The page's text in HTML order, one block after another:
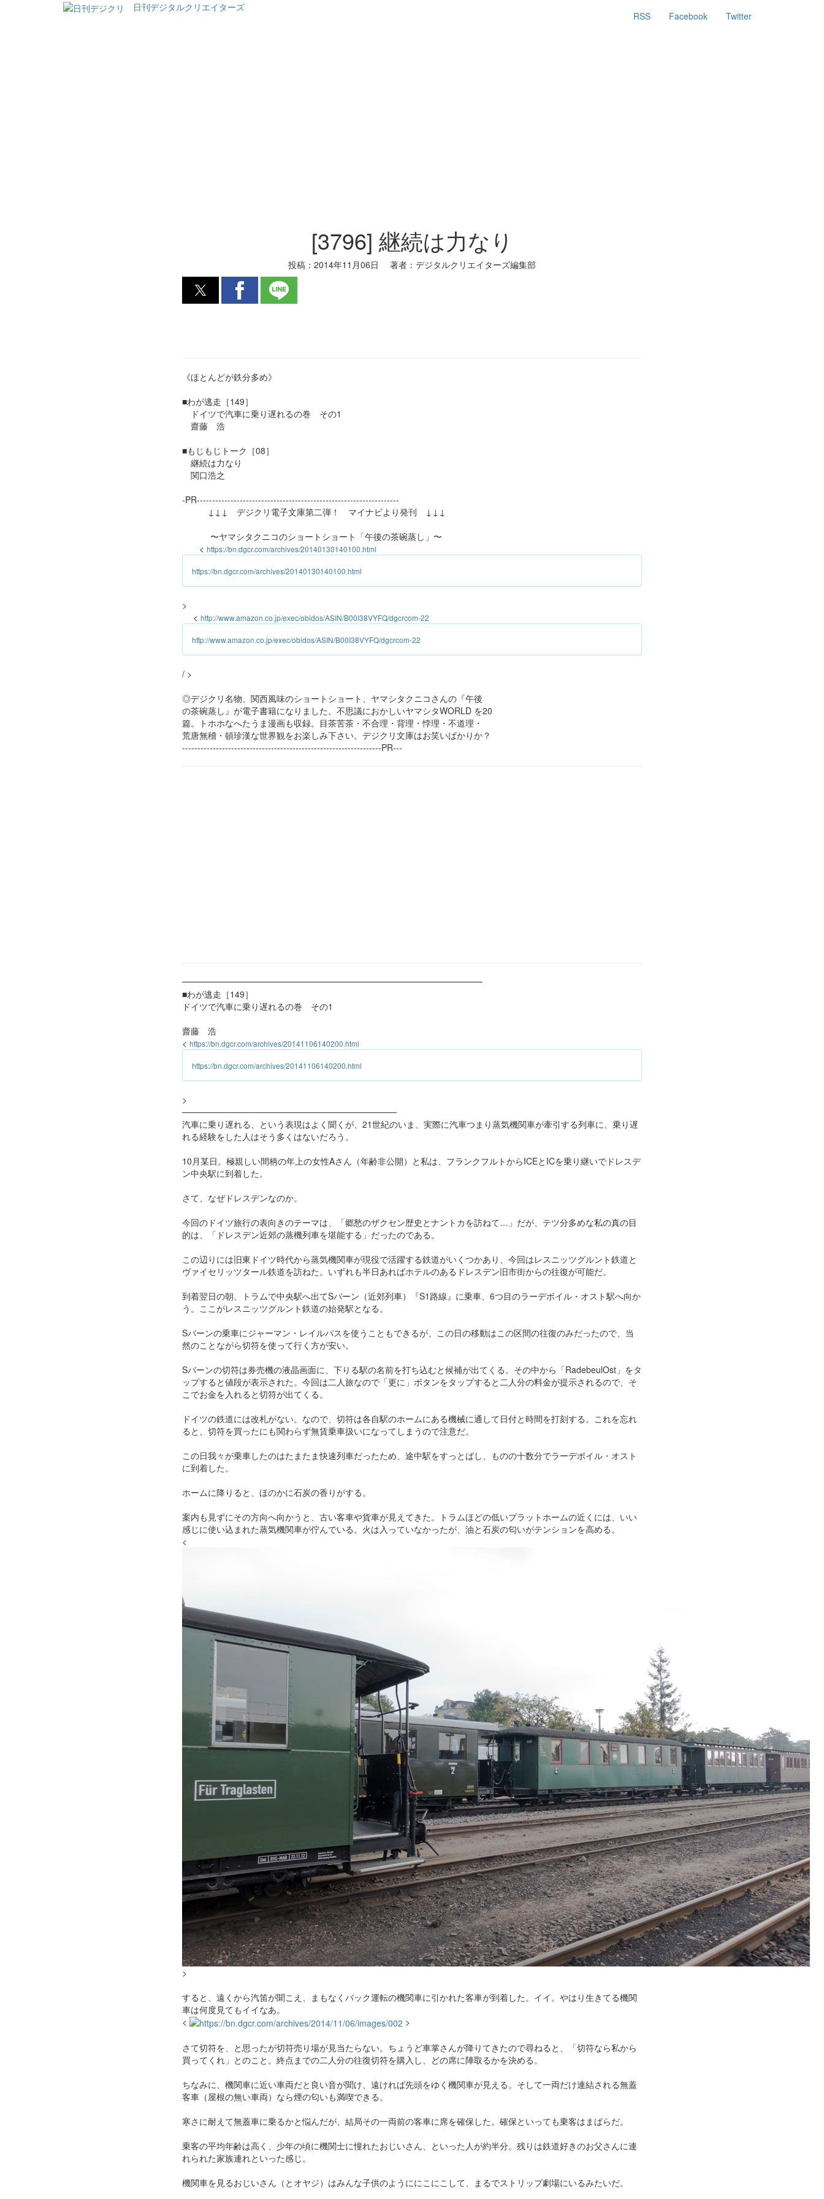
日刊デジタルクリエイターズ
RSS Facebook Twitter
[3796] 継続は力なり
投稿： 2014年11月06日 著者： デジタルクリエイターズ編集部
《ほとんどが鉄分多め》
■わが逃走［149］
ドイツで汽車に乗り遅れるの巻 その1
齋藤 浩
■もじもじトーク［08］
継続は力なり
関口浩之
-PR------------------------------------------------------------------
↓↓↓ デジクリ電子文庫第二弾！ マイナビより発刊 ↓↓↓
〜ヤマシタクニコのショートショート「午後の茶碗蒸し」〜
< https://bn.dgcr.com/archives/20140130140100.html
https://bn.dgcr.com/archives/20140130140100.html
>
< http://www.amazon.co.jp/exec/obidos/ASIN/B00I38VYFQ/dgcrcom-22
http://www.amazon.co.jp/exec/obidos/ASIN/B00I38VYFQ/dgcrcom-22
/ >
◎デジクリ名物、関西風味のショートショート、ヤマシタクニコさんの『午後
の茶碗蒸し』が電子書籍になりました。不思議におかしいヤマシタWORLD を20
篇。トホホなへたうま漫画も収録。目茶苦茶・不合理・背理・悖理・不道理・
荒唐無稽・頓珍漢な世界観をお楽しみ下さい。デジクリ文庫はお笑いばかりか？
-----------------------------------------------------------------PR---
━━━━━━━━━━━━━━━━━━━━━━━━━━━━━━━━━━━
■わが逃走［149］
ドイツで汽車に乗り遅れるの巻 その1
齋藤 浩
< https://bn.dgcr.com/archives/20141106140200.html
https://bn.dgcr.com/archives/20141106140200.html
>
───────────────────────────────────
汽車に乗り遅れる、という表現はよく聞くが、21世紀のいま、実際に汽車つまり蒸気機関車が牽引する列車に、乗り遅
れる経験をした人はそう多くはないだろう。
10月某日。極親しい間柄の年上の女性Aさん（年齢非公開）と私は、フランクフルトからICEとICを乗り継いでドレスデ
ン中央駅に到着した。
さて、なぜドレスデンなのか。
今回のドイツ旅行の表向きのテーマは、「郷愁のザクセン歴史とナントカを訪ねて…」だが、テツ分多めな私の真の目
的は、「ドレスデン近郊の蒸機列車を堪能する」だったのである。
この辺りには旧東ドイツ時代から蒸気機関車が現役で活躍する鉄道がいくつかあり、今回はレスニッツグルント鉄道と
ヴァイセリッツタール鉄道を訪ねた。いずれも半日あればホテルのあるドレスデン旧市街からの往復が可能だ。
到着翌日の朝、トラムで中央駅へ出てSバーン（近郊列車）『S1路線』に乗車、6つ目のラーデボイル・オスト駅へ向か
う。ここがレスニッツグルント鉄道の始発駅となる。
Sバーンの乗車にジャーマン・レイルパスを使うこともできるが、この日の移動はこの区間の往復のみだったので、当
然のことながら切符を使って行く方が安い。
Sバーンの切符は券売機の液晶画面に、下りる駅の名前を打ち込むと候補が出てくる。その中から「RadebeulOst」をタ
ップすると値段が表示された。今回は二人旅なので「更に」ボタンをタップすると二人分の料金が提示されるので、そ
こでお金を入れると切符が出てくる。
ドイツの鉄道には改札がない。なので、切符は各自駅のホームにある機械に通して日付と時間を打刻する。これを忘れ
ると、切符を買ったにも関わらず無賃乗車扱いになってしまうので注意だ。
この日我々が乗車したのはたまたま快速列車だったため、途中駅をすっとばし、ものの十数分でラーデボイル・オスト
に到着した。
ホームに降りると、ほのかに石炭の香りがする。
案内も見ずにその方向へ向かうと、古い客車や貨車が見えてきた。トラムほどの低いプラットホームの近くには、いい
感じに使い込まれた蒸気機関車が佇んでいる。火は入っていなかったが、油と石炭の匂いがテンションを高める。
<
>
すると、遠くから汽笛が聞こえ、まもなくバック運転の機関車に引かれた客車が到着した。イイ。やはり生きてる機関
車は何度見てもイイなあ。
<
>
さて切符を、と思ったが切符売り場が見当たらない。ちょうど車掌さんが降りてきたので尋ねると、「切符なら私から
買ってくれ」とのこと。終点までの二人分の往復切符を購入し、どの席に陣取るかを決める。
ちなみに、機関車に近い車両だと良い音が聞け、遠ければ先頭をゆく機関車が見える。そして一両だけ連結される無蓋
客車（屋根の無い車両）なら煙の匂いも満喫できる。
寒さに耐えて無蓋車に乗るかと悩んだが、結局その一両前の客車に席を確保した。確保といっても乗客はまばらだ。
乗客の平均年齢は高く、少年の頃に機関士に憧れたおじいさん、といった人が約半分。残りは鉄道好きのお父さんに連
れられた家族連れといった感じ。
機関車を見るおじいさん（とオヤジ）はみんな子供のようににこにこして、まるでストリップ劇場にいるみたいだ。